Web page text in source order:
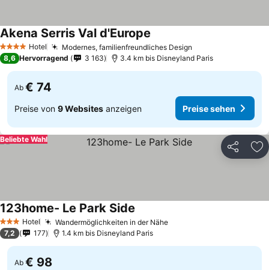
4 Sterne Hotel Modernes, familienfreundliches Design
Akena Serris Val d'Europe
8,6 Hervorragend 3 163 3.4 km bis Disneyland Paris
Ab € 74
Preise von 9 Websites anzeigen Preise sehen
Teilen
Beliebte Wahl
3 SterneHotel Wandermöglichkeiten in der Nähe
123home- Le Park Side
7,2 177 1.4 km bis Disneyland Paris
Ab € 98